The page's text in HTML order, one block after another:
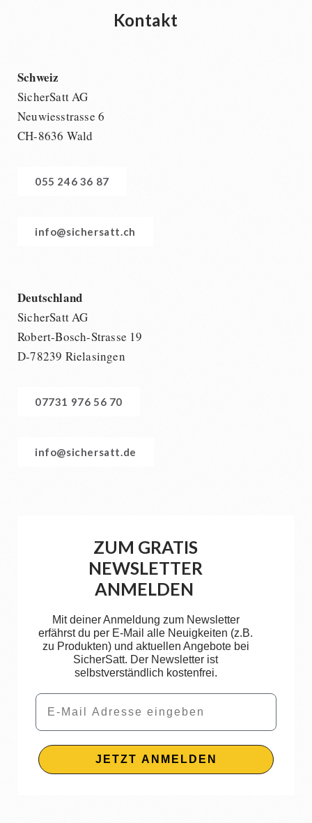
Kontakt
Schweiz
SicherSatt AG
Neuwiesstrasse 6
CH-8636 Wald
055 246 36 87
info@sichersatt.ch
Deutschland
SicherSatt AG
Robert-Bosch-Strasse 19
D-78239 Rielasingen
07731 976 56 70
info@sichersatt.de
ZUM GRATIS
NEWSLETTER
ANMELDEN
Mit deiner Anmeldung zum Newsletter
erfährst du per E-Mail alle Neuigkeiten (z.B.
zu Produkten) und aktuellen Angebote bei
SicherSatt. Der Newsletter ist
selbstverständlich kostenfrei.
Email
JETZT ANMELDEN